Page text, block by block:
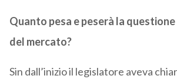
Quanto pesa e peserà la
del mercato?
Sin dall’inizio il legislatore aveva